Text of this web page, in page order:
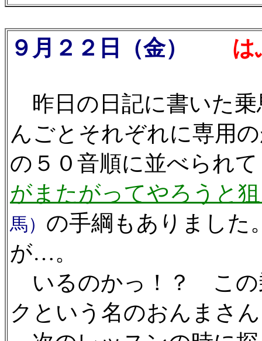
９月２２日（金） は
昨日の日記に書いた乗
んごとそれぞれに専用
の５０音順に並べられ
がまたがってやろうと
馬） の手綱もありました
が…。
いるのかっ！？ この
クという名のおんまさ